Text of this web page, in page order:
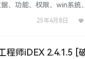
、功能、权限、win系统
，都在为…...25年4月8日
程师iDEX 2.4.1.5 [